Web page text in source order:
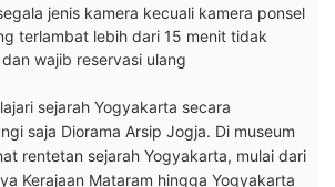
jenis kamera kecuali kamera ponsel
terlambat lebih dari 15 menit tidak
wajib reservasi ulang
sejarah Yogyakarta secara
saja Diorama Arsip Jogja. Di museum
rentetan sejarah Yogyakarta, mulai dari
Kerajaan Mataram hingga Yogyakarta